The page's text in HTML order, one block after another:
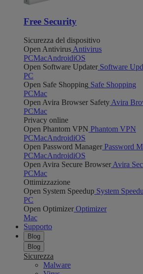
Free Security
Sicurezza del dispositivo
Open Antivirus Antivirus
PCMacAndroidiOS
Open Software Updater Software
PC
Open Safe Shopping Safe Shopping
PCMac
Open Avira Browser Safety Avira
PCMac
Privacy online
Open Phantom VPN Phantom VPN
PCMacAndroidiOS
Open Password Manager Password
PCMacAndroidiOS
Open Avira Secure Browser Avira
PCMac
Ottimizzazione
Open System Speedup System
PC
Open Optimizer Optimizer
Mac
Supporto
Blog
Blog
Sicurezza
Malware